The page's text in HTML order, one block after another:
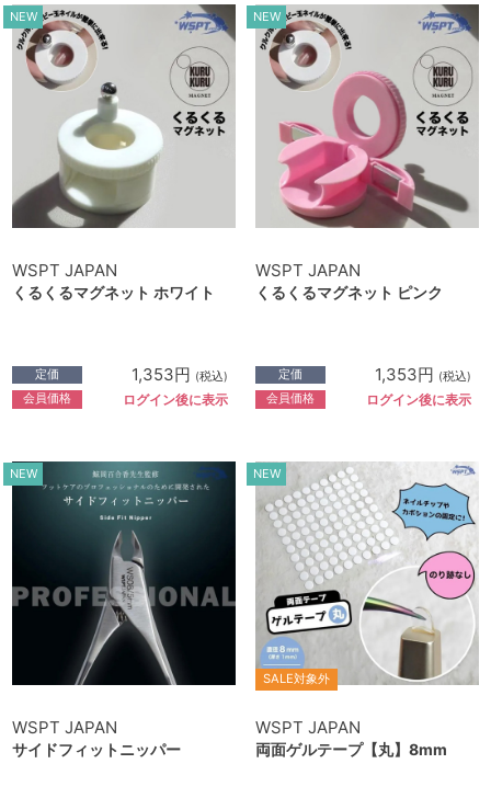
NEW
WSPT JAPAN
くるくるマグネット ホワイト
定価 1,353円 (税込)
会員価格 ログイン後に表示
NEW
WSPT JAPAN
くるくるマグネット ピンク
定価 1,353円 (税込)
会員価格 ログイン後に表示
NEW
WSPT JAPAN
サイドフィットニッパー
NEW
SALE対象外
WSPT JAPAN
両面ゲルテープ【丸】8mm